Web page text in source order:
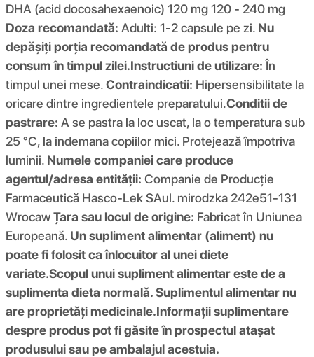
DHA (acid docosahexaenoic) 120 mg 120 - 240 mg
Doza recomandată: Adulti: 1-2 capsule pe zi. Nu
depășiți porția recomandată de produs pentru
consum în timpul zilei.Instructiuni de utilizare:În
timpul unei mese.Contraindicatii: Hipersensibilitate la
oricare dintre ingredientele preparatului.Conditii de
pastrare: A se pastra la loc uscat, la o temperatura sub
25 °C, la indemana copiilor mici. Protejează împotriva
luminii. Numele companiei care produce
agentul/adresa entității: Companie de Producție
Farmaceutică Hasco-Lek SAul. mirodzka 242e51-131
WrocawȚara sau locul de origine: Fabricat în Uniunea
Europeană. Un supliment alimentar (aliment) nu
poate fi folosit ca înlocuitor al unei diete
variate.Scopul unui supliment alimentar este de a
suplimenta dieta normală. Suplimentul alimentar nu
are proprietăți medicinale.Informații suplimentare
despre produs pot fi găsite în prospectul atașat
produsului sau pe ambalajul acestuia.